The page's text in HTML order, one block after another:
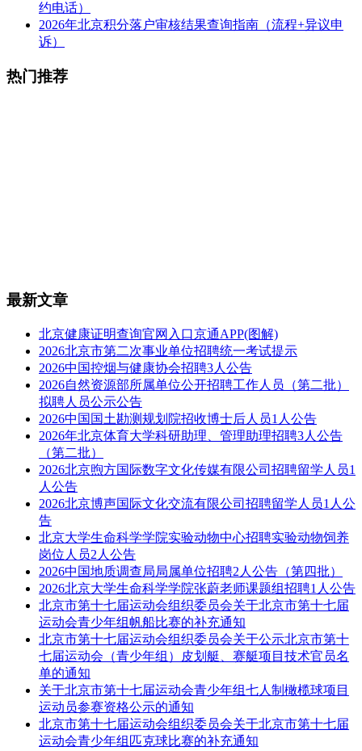
约电话）
2026年北京积分落户审核结果查询指南（流程+异议申
诉）
热门推荐
最新文章
北京健康证明查询官网入口京通APP(图解)
2026北京市第二次事业单位招聘统一考试提示
2026中国控烟与健康协会招聘3人公告
2026自然资源部所属单位公开招聘工作人员（第二批）
拟聘人员公示公告
2026中国国土勘测规划院招收博士后人员1人公告
2026年北京体育大学科研助理、管理助理招聘3人公告
（第二批）
2026北京煦方国际数字文化传媒有限公司招聘留学人员1
人公告
2026北京博声国际文化交流有限公司招聘留学人员1人公
告
北京大学生命科学学院实验动物中心招聘实验动物饲养
岗位人员2人公告
2026中国地质调查局局属单位招聘2人公告（第四批）
2026北京大学生命科学学院张蔚老师课题组招聘1人公告
北京市第十七届运动会组织委员会关于北京市第十七届
运动会青少年组帆船比赛的补充通知
北京市第十七届运动会组织委员会关于公示北京市第十
七届运动会（青少年组）皮划艇、赛艇项目技术官员名
单的通知
关于北京市第十七届运动会青少年组七人制橄榄球项目
运动员参赛资格公示的通知
北京市第十七届运动会组织委员会关于北京市第十七届
运动会青少年组匹克球比赛的补充通知